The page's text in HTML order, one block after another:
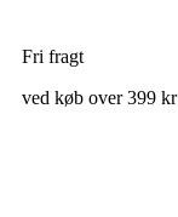
Fri fragt
ved køb over 399 kr